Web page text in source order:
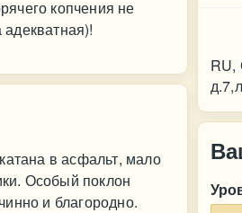
копчения не
в асфальт, мало
Особый поклон
и благородно.
RU,